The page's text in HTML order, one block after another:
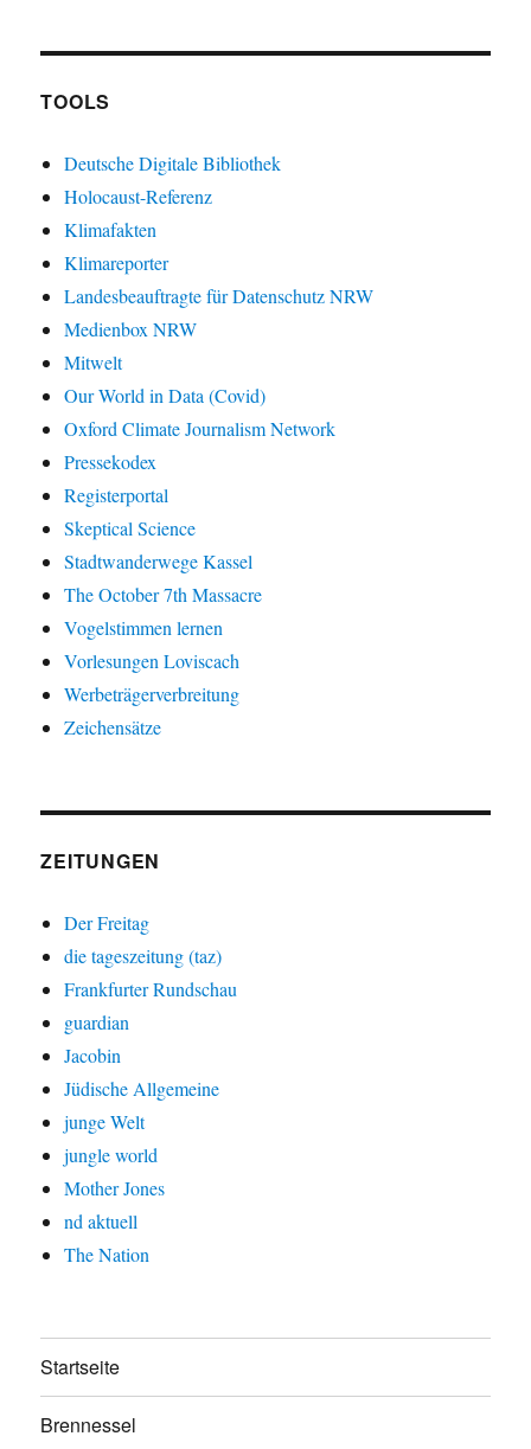
TOOLS
Deutsche Digitale Bibliothek
Holocaust-Referenz
Klimafakten
Klimareporter
Landesbeauftragte für Datenschutz NRW
Medienbox NRW
Mitwelt
Our World in Data (Covid)
Oxford Climate Journalism Network
Pressekodex
Registerportal
Skeptical Science
Stadtwanderwege Kassel
The October 7th Massacre
Vogelstimmen lernen
Vorlesungen Loviscach
Werbeträgerverbreitung
Zeichensätze
ZEITUNGEN
Der Freitag
die tageszeitung (taz)
Frankfurter Rundschau
guardian
Jacobin
Jüdische Allgemeine
junge Welt
jungle world
Mother Jones
nd aktuell
The Nation
Startseite
Brennessel